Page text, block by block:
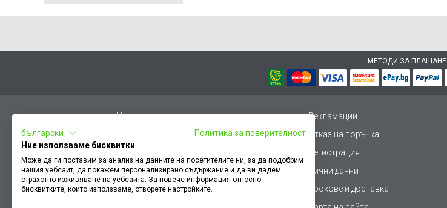
МЕТОДИ ЗА ПЛАЩАНЕ
Начало Рекламации
Отказ на поръчка
Регистрация
Оплакване / похвала
Лични данни
Условия за ползване
Срокове и доставка
български
Политика за поверителност
Ние използваме бисквитки
Може да ги поставим за анализ на данните на посетителите ни, за да подобрим
нашия уебсайт, да покажем персонализирано съдържание и да ви дадем
страхотно изживяване на уебсайта. За повече информация относно
бисквитките, които използваме, отворете настройките.